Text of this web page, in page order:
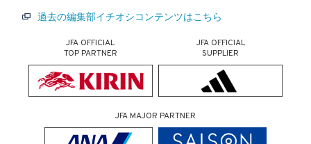
過去の編集部イチオシコンテンツはこちら
JFA OFFICIAL
TOP PARTNER
JFA OFFICIAL
SUPPLIER
JFA MAJOR PARTNER